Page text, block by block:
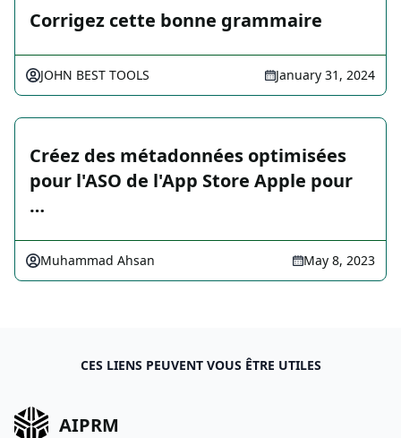
Corrigez cette bonne grammaire
JOHN BEST TOOLS January 31, 2024
Créez des métadonnées optimisées
pour l'ASO de l'App Store Apple pour
…
Muhammad Ahsan May 8, 2023
CES LIENS PEUVENT VOUS ÊTRE UTILES
AIPRM